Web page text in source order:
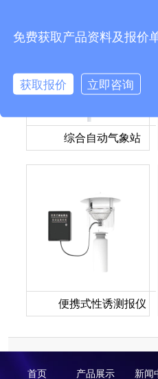
综合自动气象站
便携式性诱测报仪
首页 产品展示 新闻
免费获取产品资料及报价
获取报价 立即咨询